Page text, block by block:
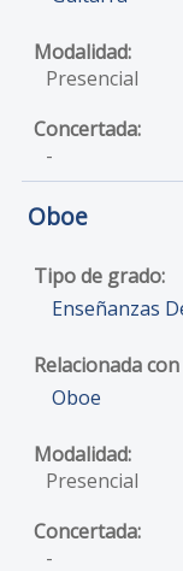
Presencial
-
Oboe
Enseñanzas
Oboe
Presencial
-